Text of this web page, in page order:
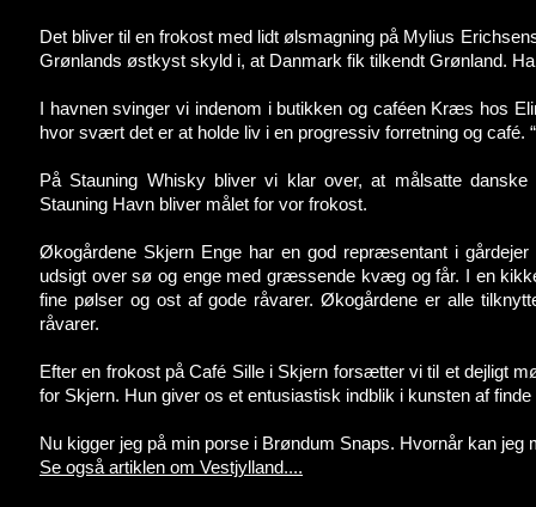
Det bliver til en frokost med lidt ølsmagning på Mylius
Grønlands østkyst skyld i, at Danmark fik tilkendt Grønland.
I havnen svinger vi indenom i butikken og caféen Kræs hos
hvor svært det er at holde liv i en progressiv forretning og café.
På Stauning Whisky bliver vi klar over, at målsatte
Stauning Havn bliver målet for vor frokost.
Økogårdene Skjern Enge har en god repræsentant i
udsigt over sø og enge med græssende kvæg og får. I en
fine pølser og ost af gode råvarer. Økogårdene er alle
råvarer.
Efter en frokost på Café Sille i Skjern forsætter vi til et dejligt
for Skjern. Hun giver os et entusiastisk indblik i kunsten af
Nu kigger jeg på min porse i Brøndum Snaps. Hvornår kan jeg
Se også artiklen om Vestjylland....